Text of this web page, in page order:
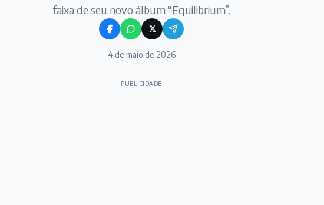
faixa de seu novo álbum “Equilibrium”.
𝕏
4 de maio de 2026
PUBLICIDADE